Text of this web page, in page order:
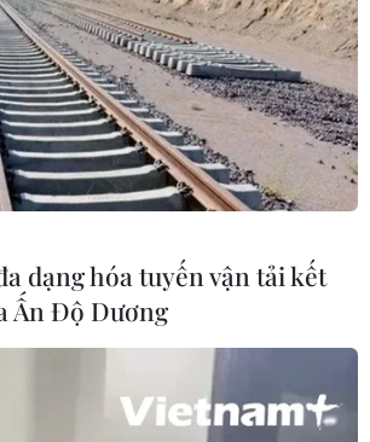
2/9
gây nhiều thiệt hại
tại tỉnh Sơn La
Xem thêm
dạng hóa tuyến vận tải kết
Ấn Độ Dương